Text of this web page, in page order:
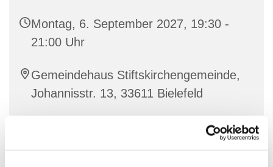
Montag, 6. September 2027, 19:30 -
21:00 Uhr
Gemeindehaus Stiftskirchengemeinde,
Johannisstr. 13, 33611 Bielefeld